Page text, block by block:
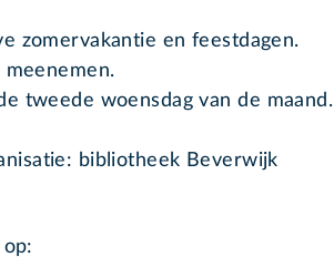
zomervakantie en feestdagen.
meenemen.
tweede woensdag van de maand.
bibliotheek Beverwijk